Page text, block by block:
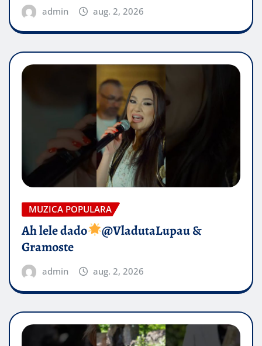
admin aug. 2, 2026
MUZICA POPULARA
Ah lele dado​
@VladutaLupau &
Gramoste
admin aug. 2, 2026